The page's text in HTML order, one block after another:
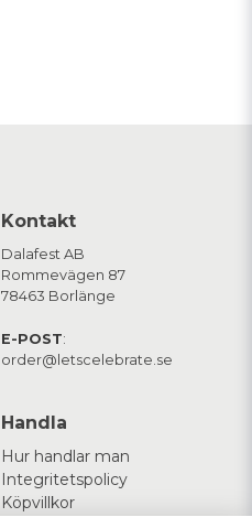
Kontakt
Dalafest AB
Rommevägen 87
78463 Borlänge
E-POST:
order@letscelebrate.se
Handla
Hur handlar man
Integritetspolicy
Köpvillkor